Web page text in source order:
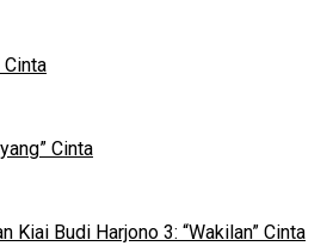
Cinta
Cinta
Kiai Budi Harjono 3: “Wakilan” Cinta